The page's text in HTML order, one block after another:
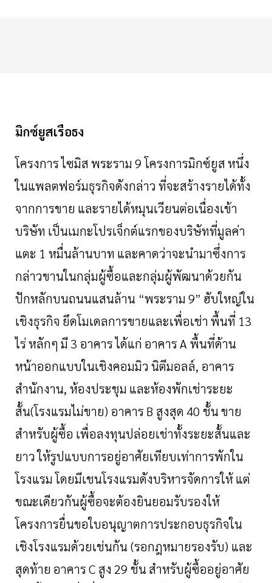
มิกซ์ยูสเรือธง
โครงการไซมิสพระราม9โครงการมิกซ์ยูสหนึ่ง
ในแพลตฟอร์มธุรกิจดังกล่าวที่จะสร้างรายได้ทั้ง
จากการขาย และรายได้หมุนเวียนต่อเนื่องเข้า
บริษัท เป็นเมกะโปรเจ็กต์แรกของบริษัทที่มูลค่า
แตะ 1 หมื่นล้านบาท และคาดว่าจะนำมาซึ่งการ
กล่าวขานในกลุ่มผู้ซื้อและกลุ่มผู้พัฒนาด้วยกัน
ปักหลักบนถนนแสนล้าน “พระราม9” ฮับใหญ่ใน
เชิงธุรกิจ ยึดโมเดลการขายและเพื่อเช่าพื้นที่ 13
ไร่หลักๆมี3 อาคารได้แก่อาคารA พื้นที่ด้าน
หน้าออกแบบในเชิงคอมมิวนิตีมอลล์, อาคาร
สำนักงาน, ห้องประชุม และห้องพักเช่าระยะ
สั้น(โรงแรมไม่ขาย) อาคาร B สูงสุด 40 ชั้นขาย
สำหรับผู้ซื้อ เพื่อลงทุนปล่อยเช่าทั้งระยะสั้นและ
ยาวให้รูปแบบการอยู่อาศัยเทียบเท่าการพักใน
โรงแรมโดยมีเชนโรงแรมดังบริหารจัดการให้แต่
ขณะเดียวกันผู้ซื้อจะต้องยินยอมรับรองให้
โครงการยื่นขอใบอนุญาตการประกอบธุรกิจใน
เชิงโรงแรมด้วยเช่นกัน (รอกฎหมายรองรับ) และ
สุดท้ายอาคารC สูง29 ชั้น สำหรับผู้ซื้ออยู่อาศัย